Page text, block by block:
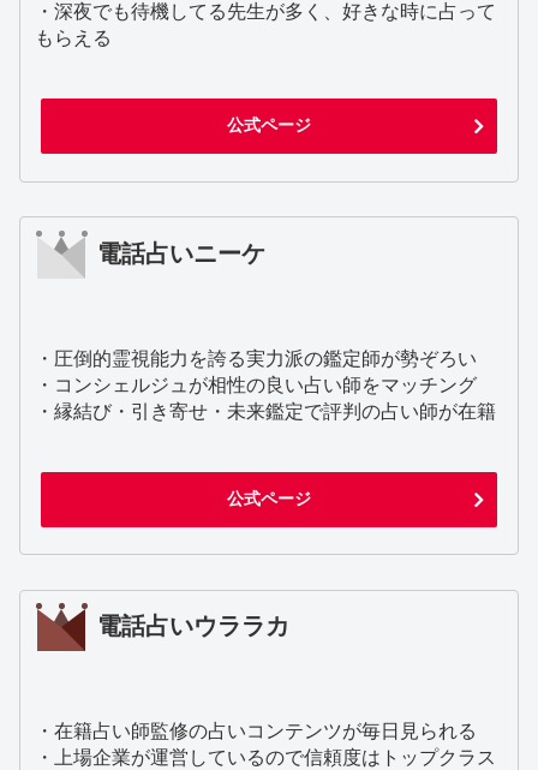
・深夜でも待機してる先生が多く、好きな時に占って
もらえる
公式ページ
電話占いニーケ
・圧倒的霊視能力を誇る実力派の鑑定師が勢ぞろい
・コンシェルジュが相性の良い占い師をマッチング
・縁結び・引き寄せ・未来鑑定で評判の占い師が在籍
公式ページ
電話占いウララカ
・在籍占い師監修の占いコンテンツが毎日見られる
・上場企業が運営しているので信頼度はトップクラス